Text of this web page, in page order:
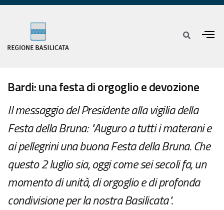
Bardi: una festa di orgoglio e devozione
Il messaggio del Presidente alla vigilia della
Festa della Bruna: "Auguro a tutti i materani e
ai pellegrini una buona Festa della Bruna. Che
questo 2 luglio sia, oggi come sei secoli fa, un
momento di unità, di orgoglio e di profonda
condivisione per la nostra Basilicata".